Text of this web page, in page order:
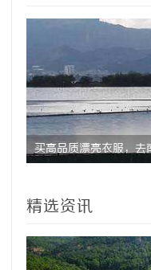
买高品质漂亮衣服，去
精选资讯